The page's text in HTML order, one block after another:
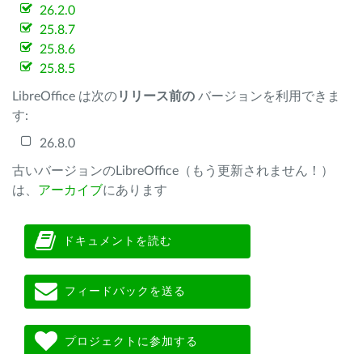
26.2.0
25.8.7
25.8.6
25.8.5
LibreOffice は次のリリース前の バージョンを利用できま
す:
26.8.0
古いバージョンのLibreOffice（もう更新されません！）
は、 アーカイブにあります
ドキュメントを読む
フィードバックを送る
プロジェクトに参加する